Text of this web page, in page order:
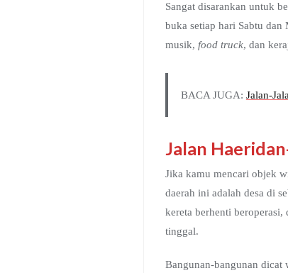
Sangat disarankan untuk
buka setiap hari Sabtu
musik, food truck, dan
BACA JUGA: Jalan-
Jalan
Jika kamu mencari objek
daerah ini adalah desa di
kereta berhenti
tinggal.
Bangunan-bangunan dicat